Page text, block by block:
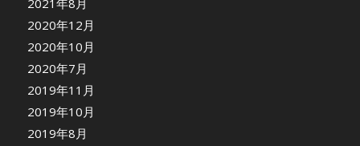
2021年8月
2020年12月
2020年10月
2020年7月
2019年11月
2019年10月
2019年8月